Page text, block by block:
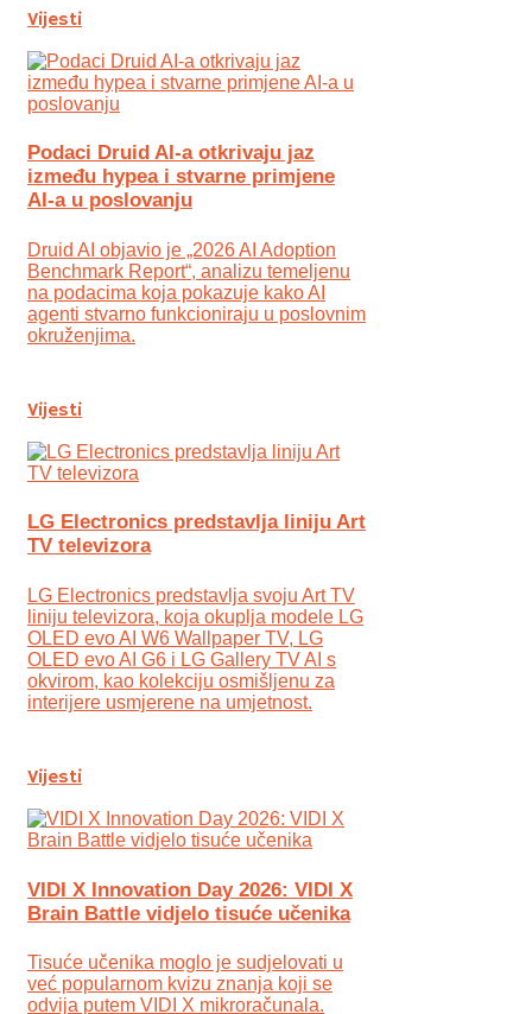
Vijesti
Podaci Druid AI-a otkrivaju jaz
između hypea i stvarne primjene
AI-a u poslovanju
Druid AI objavio je „2026 AI Adoption
Benchmark Report“, analizu temeljenu
na podacima koja pokazuje kako AI
agenti stvarno funkcioniraju u poslovnim
okruženjima.
Vijesti
LG Electronics predstavlja liniju Art
TV televizora
LG Electronics predstavlja svoju Art TV
liniju televizora, koja okuplja modele LG
OLED evo AI W6 Wallpaper TV, LG
OLED evo AI G6 i LG Gallery TV AI s
okvirom, kao kolekciju osmišljenu za
interijere usmjerene na umjetnost.
Vijesti
VIDI X Innovation Day 2026: VIDI X
Brain Battle vidjelo tisuće učenika
Tisuće učenika moglo je sudjelovati u
već popularnom kvizu znanja koji se
odvija putem VIDI X mikroračunala.